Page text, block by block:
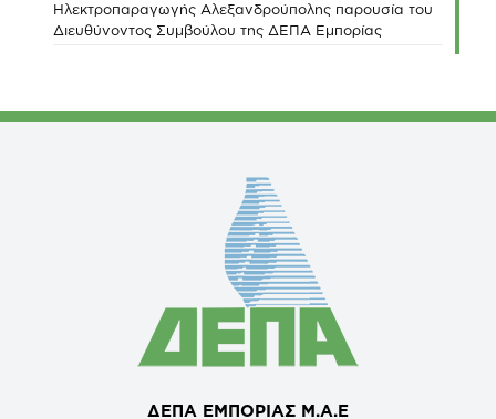
Ηλεκτροπαραγωγής Αλεξανδρούπολης παρουσία του
Διευθύνοντος Συμβούλου της ΔΕΠΑ Εμπορίας
ΔΕΠΑ ΕΜΠΟΡΙΑΣ Μ.Α.Ε